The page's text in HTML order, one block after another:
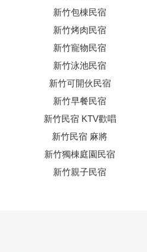
新竹包棟民宿
新竹烤肉民宿
新竹寵物民宿
新竹泳池民宿
新竹可開伙民宿
新竹早餐民宿
新竹民宿 KTV歡唱
新竹民宿 麻將
新竹獨棟庭園民宿
新竹親子民宿